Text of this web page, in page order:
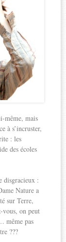
même, mais
à s’incruster,
: les
des écoles
disgracieux :
Nature a
sur Terre,
vous, on peut
même pas
???